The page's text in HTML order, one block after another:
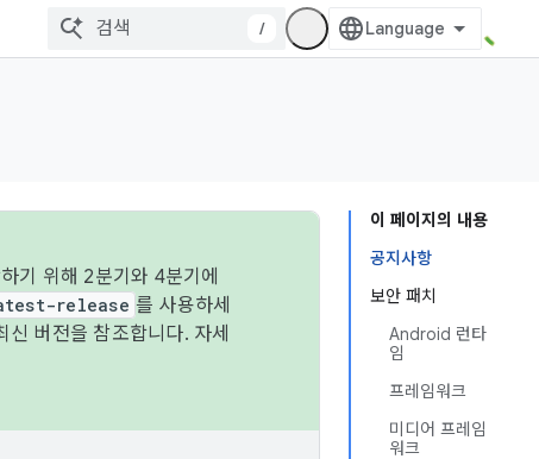
/
이 페이지의 내용
공지사항
보안 패치
Android 런타
임
프레임워크
미디어 프레임
워크
기 위해 2분기와 4분기에
release 를 사용하세
버전을 참조합니다. 자세